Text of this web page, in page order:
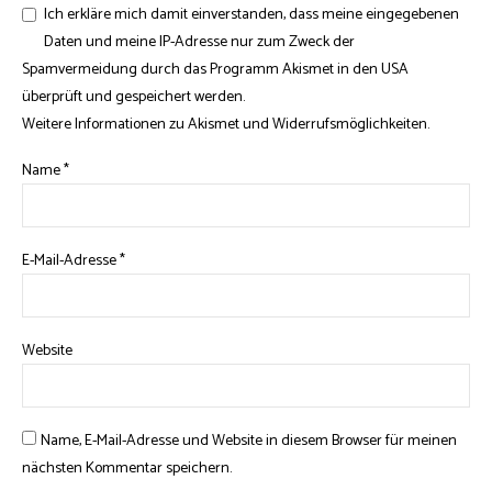
Ich erkläre mich damit einverstanden, dass meine eingegebenen
Daten und meine IP-Adresse nur zum Zweck der
Spamvermeidung durch das ProgrammAkismetin den USA
überprüft und gespeichert werden.
Weitere Informationen zu Akismet und Widerrufsmöglichkeiten.
Name*
E-Mail-Adresse*
Website
Name, E-Mail-Adresse und Website in diesem Browser für meinen
nächsten Kommentar speichern.